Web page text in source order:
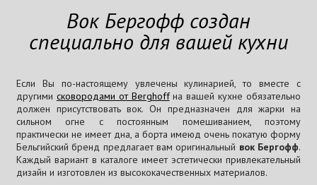
Вок Бергофф создан
специально для вашей кухни
Если Вы по-настоящему увлечены кулинарией, то вместе с
другими сковородами от Berghoffна вашей кухне обязательно
должен присутствовать вок. Он предназначен для жарки на
сильном огне с постоянным помешиванием, поэтому
практически не имеет дна, а борта имеюд очень покатую форму
Бельгийский бренд предлагает вам оригинальный вок Бергофф.
Каждый вариант в каталоге имеет эстетически привлекательный
дизайн и изготовлен из высококачественных материалов.